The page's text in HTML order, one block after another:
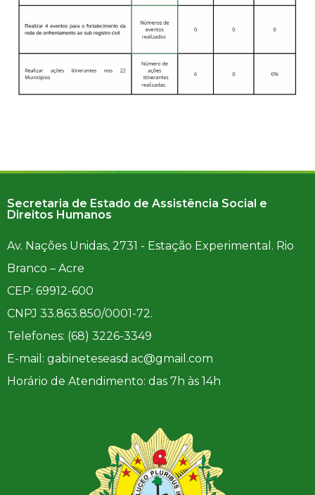
Secretaria de Estado de Assistência Social e
Direitos Humanos
Av. Nações Unidas, 2731 - Estação Experimental. Rio
Branco – Acre
CEP: 69912-600
CNPJ 33.863.850/0001-72.
Telefones: (68) 3226-3349
E-mail: gabineteseasd.ac@gmail.com
Horário de Atendimento: das 7h às 14h